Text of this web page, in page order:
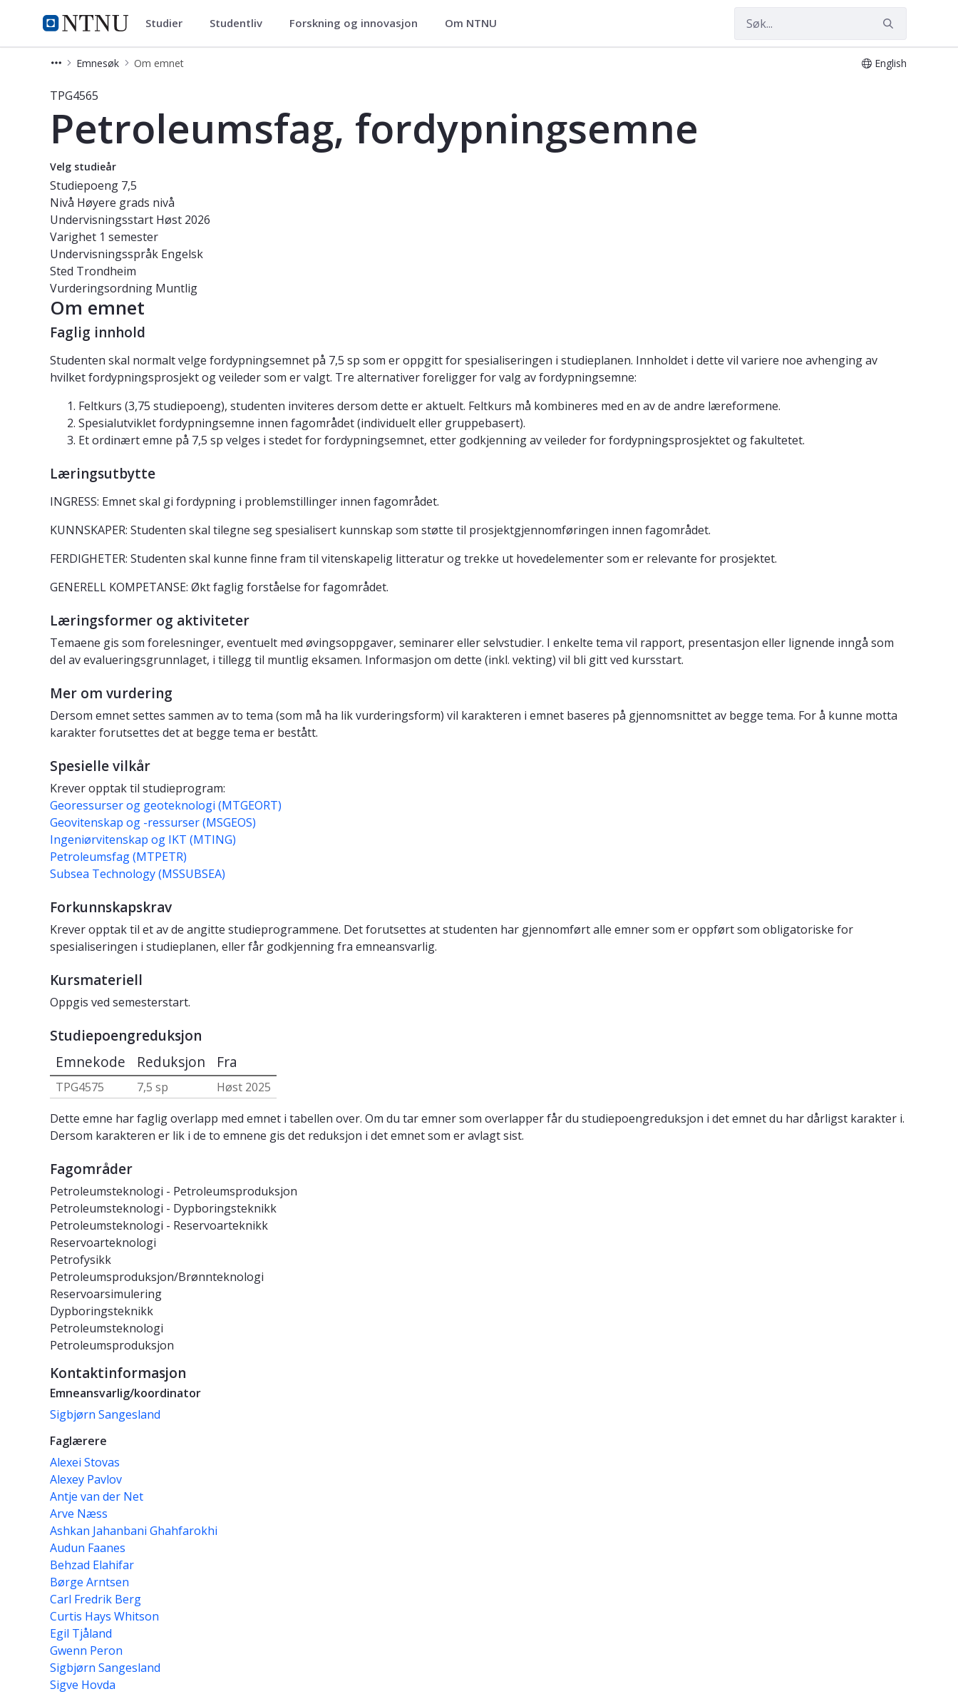
NTNU Hjemmeside
Studier Studier Studentliv Forskning og innovasjon Om NTNU
Emnesøk Om emnet English
Emne - Petroleumsfag, fordypningsemne - TPG4565
TPG4565
Petroleumsfag, fordypningsemne
Velg studieår
Studiepoeng 7,5
Nivå Høyere grads nivå
Undervisningsstart Høst 2026
Varighet 1 semester
Undervisningsspråk Engelsk
Sted Trondheim
Vurderingsordning Muntlig
Om emnet
Faglig innhold
Studenten skal normalt velge fordypningsemnet på 7,5 sp som er oppgitt for spesialiseringen i studieplanen. Innholdet i dette vil variere noe avhenging av
hvilket fordypningsprosjekt og veileder som er valgt. Tre alternativer foreligger for valg av fordypningsemne:
Feltkurs (3,75 studiepoeng), studenten inviteres dersom dette er aktuelt. Feltkurs må kombineres med en av de andre læreformene.
Spesialutviklet fordypningsemne innen fagområdet (individuelt eller gruppebasert).
Et ordinært emne på 7,5 sp velges i stedet for fordypningsemnet, etter godkjenning av veileder for fordypningsprosjektet og fakultetet.
Læringsutbytte
INGRESS: Emnet skal gi fordypning i problemstillinger innen fagområdet.
KUNNSKAPER: Studenten skal tilegne seg spesialisert kunnskap som støtte til prosjektgjennomføringen innen fagområdet.
FERDIGHETER: Studenten skal kunne finne fram til vitenskapelig litteratur og trekke ut hovedelementer som er relevante for prosjektet.
GENERELL KOMPETANSE: Økt faglig forståelse for fagområdet.
Læringsformer og aktiviteter
Temaene gis som forelesninger, eventuelt med øvingsoppgaver, seminarer eller selvstudier. I enkelte tema vil rapport, presentasjon eller lignende inngå som
del av evalueringsgrunnlaget, i tillegg til muntlig eksamen. Informasjon om dette (inkl. vekting) vil bli gitt ved kursstart.
Mer om vurdering
Dersom emnet settes sammen av to tema (som må ha lik vurderingsform) vil karakteren i emnet baseres på gjennomsnittet av begge tema. For å kunne motta
karakter forutsettes det at begge tema er bestått.
Spesielle vilkår
Krever opptak til studieprogram:
Georessurser og geoteknologi (MTGEORT)
Geovitenskap og -ressurser (MSGEOS)
Ingeniørvitenskap og IKT (MTING)
Petroleumsfag (MTPETR)
Subsea Technology (MSSUBSEA)
Forkunnskapskrav
Krever opptak til et av de angitte studieprogrammene. Det forutsettes at studenten har gjennomført alle emner som er oppført som obligatoriske for
spesialiseringen i studieplanen, eller får godkjenning fra emneansvarlig.
Kursmateriell
Oppgis ved semesterstart.
Studiepoengreduksjon
Emnekode Reduksjon Fra
TPG4575 7,5 sp
Høst 2025
Dette emne har faglig overlapp med emnet i tabellen over. Om du tar emner som overlapper får du studiepoengreduksjon i det emnet du har dårligst karakter i.
Dersom karakteren er lik i de to emnene gis det reduksjon i det emnet som er avlagt sist.
Fagområder
Petroleumsteknologi - Petroleumsproduksjon
Petroleumsteknologi - Dypboringsteknikk
Petroleumsteknologi - Reservoarteknikk
Reservoarteknologi
Petrofysikk
Petroleumsproduksjon/Brønnteknologi
Reservoarsimulering
Dypboringsteknikk
Petroleumsteknologi
Petroleumsproduksjon
Kontaktinformasjon
Emneansvarlig/koordinator
Sigbjørn Sangesland
Faglærere
Alexei Stovas
Alexey Pavlov
Antje van der Net
Arve Næss
Ashkan Jahanbani Ghahfarokhi
Audun Faanes
Behzad Elahifar
Børge Arntsen
Carl Fredrik Berg
Curtis Hays Whitson
Egil Tjåland
Gwenn Peron
Sigbjørn Sangesland
Sigve Hovda